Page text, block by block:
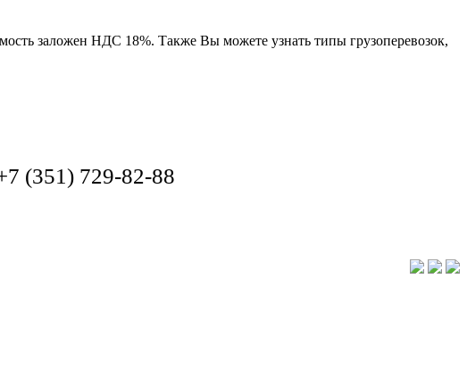
заложен НДС 18%. Также Вы можете узнать типы грузоперевозок,
(351) 729-82-88